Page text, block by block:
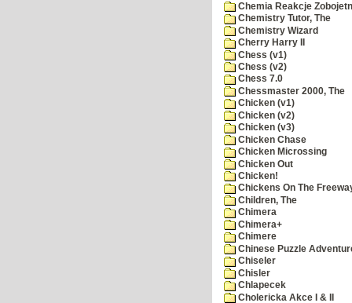
Chemia Reakcje
Chemistry Tutor, The
Chemistry Wizard
Cherry Harry II
Chess (v1)
Chess (v2)
Chess 7.0
Chessmaster 2000, The
Chicken (v1)
Chicken (v2)
Chicken (v3)
Chicken Chase
Chicken Microssing
Chicken Out
Chicken!
Chickens On The
Children, The
Chimera
Chimera+
Chimere
Chinese Puzzle
Chiseler
Chisler
Chlapecek
Cholericka Akce I & II